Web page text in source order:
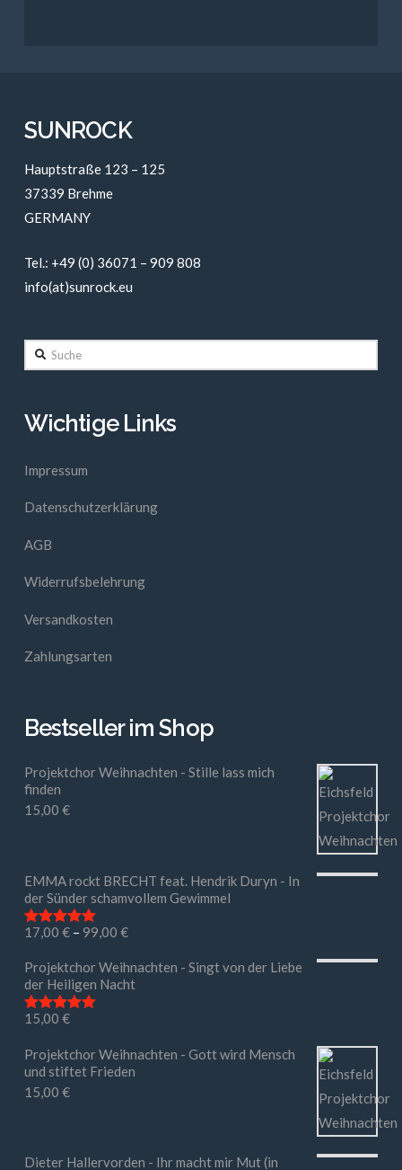
SUNROCK
Hauptstraße 123 – 125
37339 Brehme
GERMANY
Tel.: +49 (0) 36071 – 909 808
info(at)sunrock.eu
Suche
Wichtige Links
Impressum
Datenschutzerklärung
AGB
Widerrufsbelehrung
Versandkosten
Zahlungsarten
Bestseller im Shop
Projektchor Weihnachten - Stille lass mich
finden
15,00 €
EMMA rockt BRECHT feat. Hendrik Duryn - In
der Sünder schamvollem Gewimmel
Bewertet mit
17,00 €– 99,00 €
Projektchor Weihnachten - Singt von der Liebe
der Heiligen Nacht
Bewertet mit
15,00 €
Projektchor Weihnachten - Gott wird Mensch
und stiftet Frieden
15,00 €
Dieter Hallervorden - Ihr macht mir Mut (in